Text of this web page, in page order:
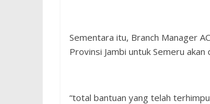
Sementara itu, Branch Manager
Provinsi Jambi untuk Semeru akan
“total bantuan yang telah